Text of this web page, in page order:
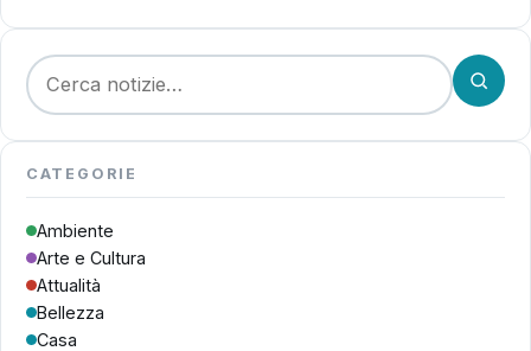
Cerca:
CATEGORIE
Ambiente
Arte e Cultura
Attualità
Bellezza
Casa